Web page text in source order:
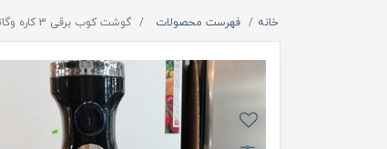
خانه فهرست محصولات گوشت کوب برقی 3 کاره وگاترونیکس مدل VE-195